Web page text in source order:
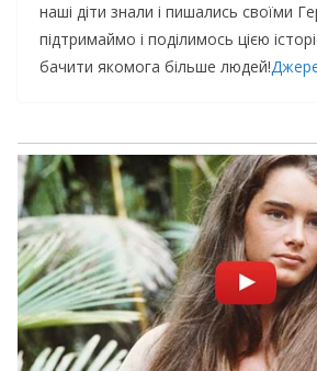
наші діти знали і пишались своїми
підтримаймо і поділимось цією
бачити якомога більше людей!